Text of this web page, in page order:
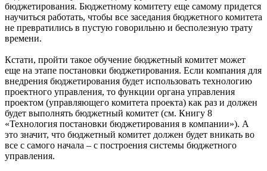
бюджетирования. Бюджетному комитету еще самому придется
научиться работать, чтобы все заседания бюджетного комитета
не превратились в пустую говорильню и бесполезную трату
времени.
Кстати, пройти такое обучение бюджетный комитет может
еще на этапе постановки бюджетирования. Если компания для
внедрения бюджетирования будет использовать технологию
проектного управления, то функции органа управления
проектом (управляющего комитета проекта) как раз и должен
будет выполнять бюджетный комитет (см. Книгу 8
«Технология постановки бюджетирования в компании»). А
это значит, что бюджетный комитет должен будет вникать во
все с самого начала – с построения системы бюджетного
управления.